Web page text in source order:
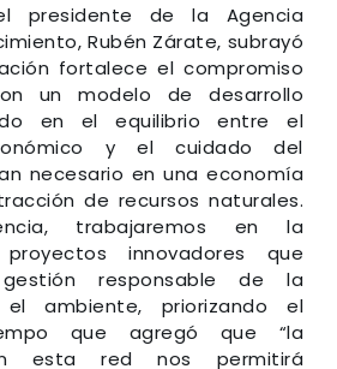
presidente de la Agencia
Rubén Zárate, subrayó
fortalece el compromiso
un modelo de desarrollo
en el equilibrio entre el
y el cuidado del
necesario en una economía
de recursos naturales.
trabajaremos en la
innovadores que
responsable de la
ambiente, priorizando el
que agregó que “la
esta red nos permitirá